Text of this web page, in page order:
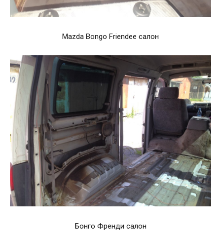
Mazda Bongo Friendee салон
Бонго Френди салон